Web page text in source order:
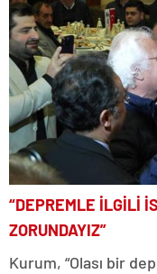
“DEPREMLE İLGİLİ
ZORUNDAYIZ”
Kurum, “Olası bir